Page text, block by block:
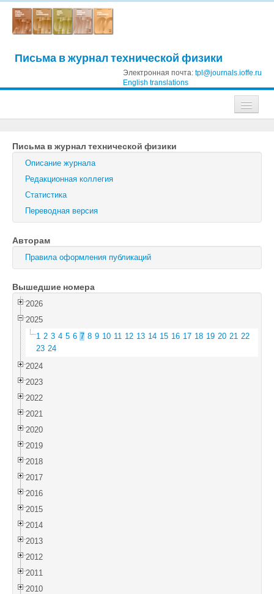
Письма в журнал технической физики
Электронная почта: tpl@journals.ioffe.ru
English translations
Журнал технической физики
Письма в Журнал технической физики
Физика твердого тела
Физика и техника полупроводников
Оптика и спектроскопия
Поиск
Войти
Письма в журнал технической физики
Описание журнала
Редакционная коллегия
Статистика
Переводная версия
Авторам
Правила оформления публикаций
Вышедшие номера
2026
2025
1 2 3 4 5 6 7 8 9 10 11 12 13 14 15 16 17 18 19 20 21 22
23 24
2024
2023
2022
2021
2020
2019
2018
2017
2016
2015
2014
2013
2012
2011
2010